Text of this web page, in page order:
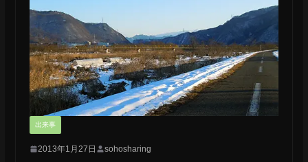
出来事
2013年1月27日 sohosharing